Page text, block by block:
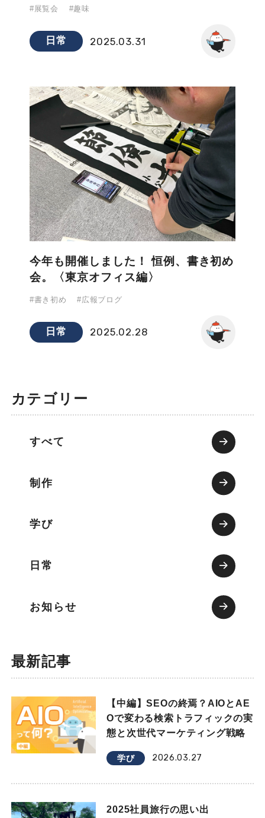
#展覧会 #趣味
日常 2025.03.31
今年も開催しました！ 恒例、書き初め
会。〈東京オフィス編〉
#書き初め #広報ブログ
日常 2025.02.28
カテゴリー
すべて
制作
学び
日常
お知らせ
最新記事
【中編】SEOの終焉？AIOとAE
Oで変わる検索トラフィックの実
態と次世代マーケティング戦略
学び 2026.03.27
2025社員旅行の思い出